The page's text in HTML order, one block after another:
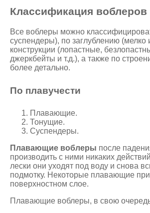
Классификация
Все воблеры можно
суспендеры), по заглублению
конструкции (лопастные,
джеркбейты и т.д.), а также по
более детально.
По плавучести
Плавающие.
Тонущие.
Суспендеры.
Плавающие воблеры после
производить с ними никаких
лески они уходят под воду и снова
подмотку. Некоторые плавающие
поверхностном слое.
Плавающие воблеры, в свою